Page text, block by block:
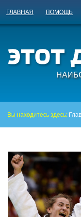
ГЛАВНАЯ ПОМОЩЬ
Вы находитесь здесь: